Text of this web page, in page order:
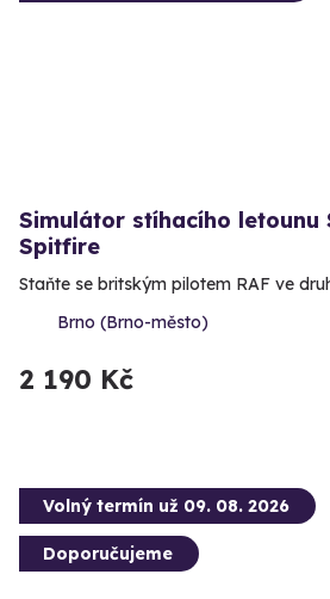
Simulátor stíhacího letounu
Spitfire
Staňte se britským pilotem RAF ve
Brno (Brno-město)
2 190 Kč
Volný termín už 09. 08. 2026
Doporučujeme